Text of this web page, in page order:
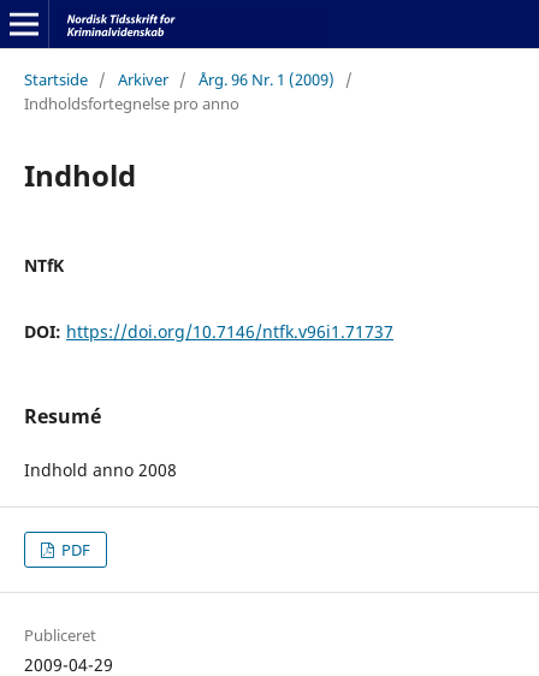
Startside / Arkiver / Årg. 96 Nr. 1 (2009)
/
Indholdsfortegnelse pro anno
Indhold
NTfK
DOI: https://doi.org/10.7146/ntfk.v96i1.71737
Resumé
Indhold anno 2008
PDF
Publiceret
2009-04-29